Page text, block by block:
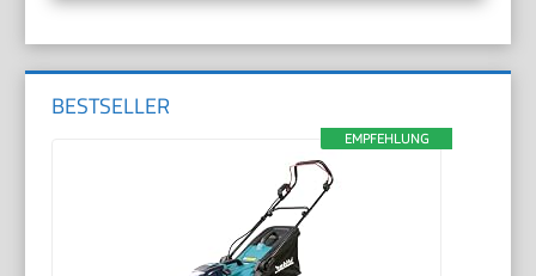
BESTSELLER
EMPFEHLUNG